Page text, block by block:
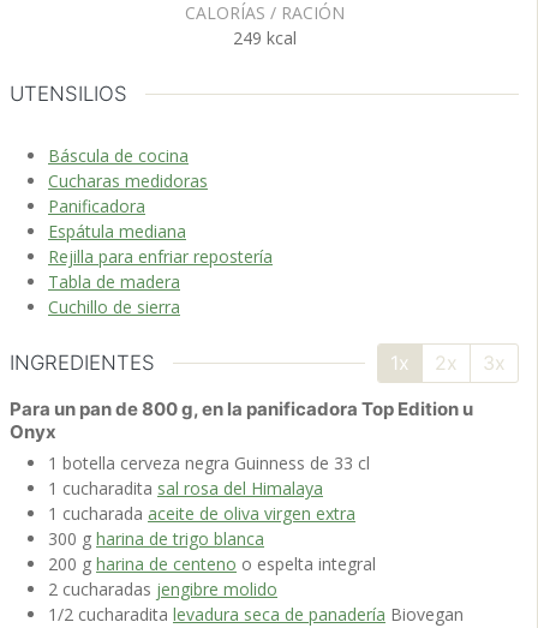
CALORÍAS / RACIÓN
249 kcal
UTENSILIOS
Báscula de cocina
Cucharas medidoras
Panificadora
Espátula mediana
Rejilla para enfriar repostería
Tabla de madera
Cuchillo de sierra
INGREDIENTES 1x 2x 3x
Para un pan de 800 g, en la panificadora Top Edition u
Onyx
1 botella cerveza negra Guinness de 33 cl
1 cucharadita sal rosa del Himalaya
1 cucharada aceite de oliva virgen extra
300 g harina de trigo blanca
200 g harina de centeno o espelta integral
2 cucharadas jengibre molido
1/2 cucharadita levadura seca de panadería Biovegan